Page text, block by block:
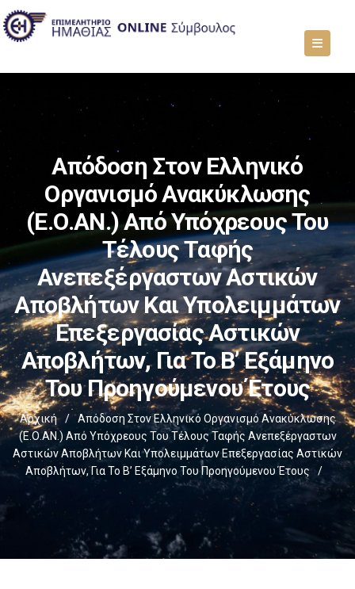
Απόδοση Στον Ελληνικό
Οργανισμό Ανακύκλωσης
(Ε.Ο.ΑΝ.) Από Υπόχρεους Του
Τέλους Ταφής
Ανεπεξέργαστων Αστικών
Αποβλήτων Και Υπολειμμάτων
Επεξεργασίας Αστικών
Αποβλήτων, Για Το Β’ Εξάμηνο
Του Προηγούμενου Έτους
Αρχική /
Απόδοση Στον Ελληνικό Οργανισμό Ανακύκλωσης
(Ε.Ο.ΑΝ.) Από Υπόχρεους Του Τέλους Ταφής Ανεπεξέργαστων
Αστικών Αποβλήτων Και Υπολειμμάτων Επεξεργασίας Αστικών
Αποβλήτων, Για Το Β’ Εξάμηνο Του Προηγούμενου Έτους
/